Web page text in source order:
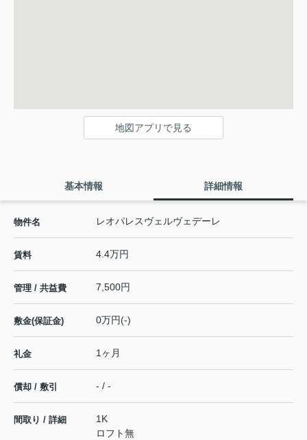
地図アプリで見る
基本情報 詳細情報
物件名 レオパレスヴェルヴェデーレ
賃料 4.4万円
管理 / 共益費 7,500円
敷金(保証金) 0万円(-)
礼金 1ヶ月
償却 / 敷引 - / -
間取り / 詳細
1K
ロフト無